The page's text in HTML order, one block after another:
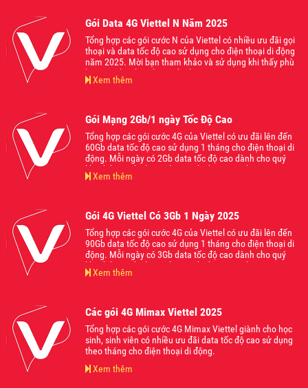
Gói Data 4G Viettel N Năm 2025
Tổng hợp các gói cước N của Viettel có nhiều ưu đãi gọi
thoại và data tốc độ cao sử dụng cho điện thoại di động
năm 2025. Mời bạn tham khảo và sử dụng khi thấy phù
hợp với nhu cầu của mình nhé
Xem thêm
Gói Mạng 2Gb/1 ngày Tốc Độ Cao
Tổng hợp các gói cước 4G của Viettel có ưu đãi lên đến
60Gb data tốc độ cao sử dụng 1 tháng cho điện thoại di
động. Mỗi ngày có 2Gb data tốc độ cao dành cho quý
khách hàng thoải mái lướt web chơi game hoặc truy cập
các nền tảng ứng dụng mạng xã hội hot nhất hiện nay
Xem thêm
Gói 4G Viettel Có 3Gb 1 Ngày 2025
Tổng hợp các gói cước 4G của Viettel có ưu đãi lên đến
90Gb data tốc độ cao sử dụng 1 tháng cho điện thoại di
động. Mỗi ngày có 3Gb data tốc độ cao dành cho quý
khách hàng thoải mái lướt web chơi game hoặc truy cập
các nền tảng ứng dụng mạng xã hội hot nhất hiện nay
Xem thêm
Các gói 4G Mimax Viettel 2025
Tổng hợp các gói cước 4G Mimax Viettel giành cho học
sinh, sinh viên có nhiều ưu đãi data tốc độ cao sử dụng
theo tháng cho điện thoại di động.
Xem thêm